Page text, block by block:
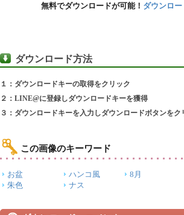
無料でダウンロードが可能！ ダウンロ
ダウンロード方法
１：ダウンロードキーの取得をクリック
２：LINE@に登録しダウンロードキーを獲得
３：ダウンロードキーを入力しダウンロードボタンをク
この画像のキーワード
お盆 ハンコ風 8月
朱色
ナス